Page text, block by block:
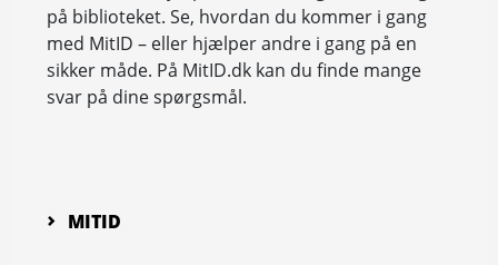
på biblioteket. Se, hvordan du kommer i gang
med MitID – eller hjælper andre i gang på en
sikker måde. På MitID.dk kan du finde mange
svar på dine spørgsmål.
MITID